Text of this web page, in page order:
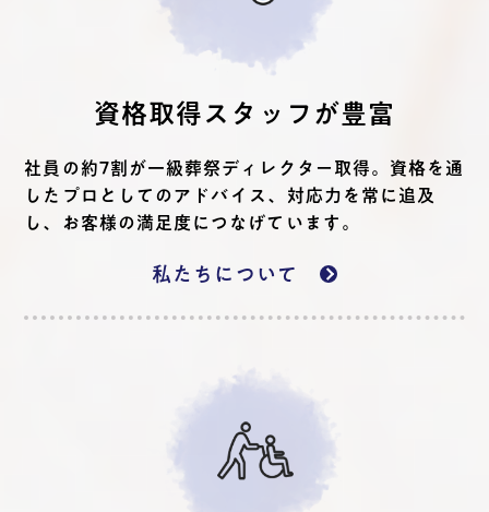
資格取得スタッフが豊富
社員の約7割が一級葬祭ディレクター取得。資格を通
したプロとしてのアドバイス、対応力を常に追及
し、お客様の満足度につなげています。
私たちについて